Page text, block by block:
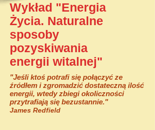
Wykład "Energia
Życia. Naturalne
sposoby
pozyskiwania
energii witalnej"
"Jeśli ktoś potrafi się połączyć ze
źródłem i zgromadzić dostateczną ilość
energii, wtedy zbiegi okoliczności
przytrafiają się bezustannie."
James Redfield